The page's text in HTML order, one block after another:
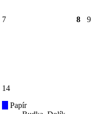
7 8 9
14
Papír